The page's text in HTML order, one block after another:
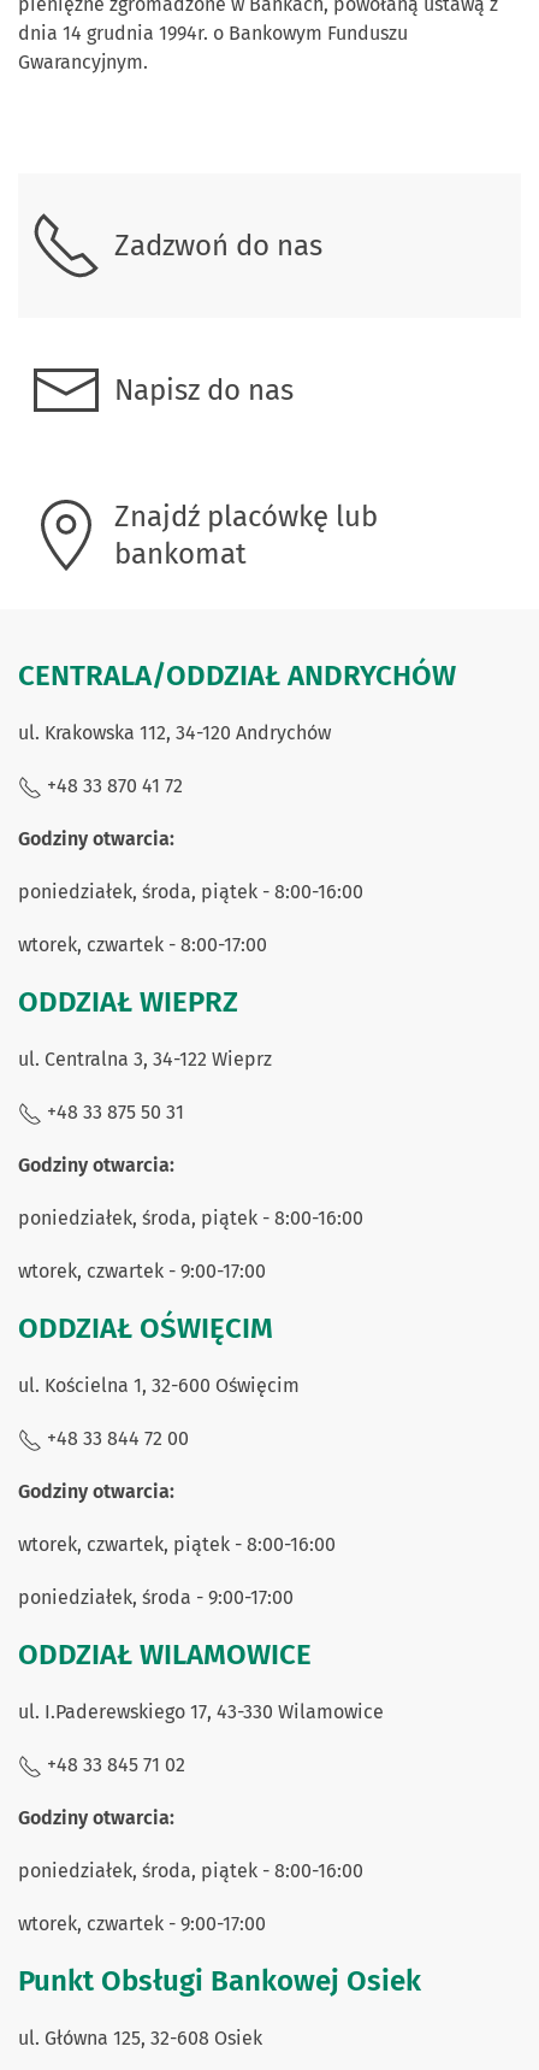
pieniężne zgromadzone w Bankach, powołaną ustawą z
dnia 14 grudnia 1994r. o Bankowym Funduszu
Gwarancyjnym.
Zadzwoń do nas
Napisz do nas
Znajdź placówkę lub
bankomat
CENTRALA/ODDZIAŁ ANDRYCHÓW
ul. Krakowska 112, 34-120 Andrychów
+48 33 870 41 72
Godziny otwarcia:
poniedziałek, środa, piątek - 8:00-16:00
wtorek, czwartek - 8:00-17:00
ODDZIAŁ WIEPRZ
ul. Centralna 3, 34-122 Wieprz
+48 33 875 50 31
Godziny otwarcia:
poniedziałek, środa, piątek - 8:00-16:00
wtorek, czwartek - 9:00-17:00
ODDZIAŁ OŚWIĘCIM
ul. Kościelna 1, 32-600 Oświęcim
+48 33 844 72 00
Godziny otwarcia:
wtorek, czwartek, piątek - 8:00-16:00
poniedziałek, środa - 9:00-17:00
ODDZIAŁ WILAMOWICE
ul. I.Paderewskiego 17, 43-330 Wilamowice
+48 33 845 71 02
Godziny otwarcia:
poniedziałek, środa, piątek - 8:00-16:00
wtorek, czwartek - 9:00-17:00
Punkt Obsługi Bankowej Osiek
ul. Główna 125, 32-608 Osiek